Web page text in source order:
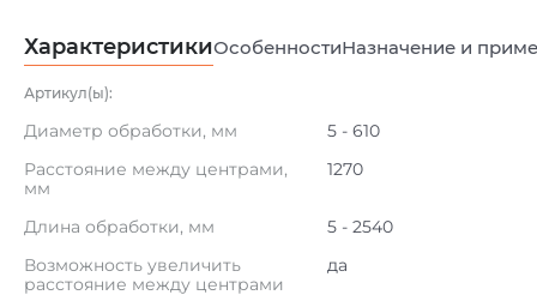
ХарактеристикиОсобенностиНазначение и
Артикул(ы):
Диаметр обработки, мм
5 - 610
Расстояние между центрами,
мм
1270
Длина обработки, мм
5 - 2540
Возможность увеличить
расстояние между центрами
да